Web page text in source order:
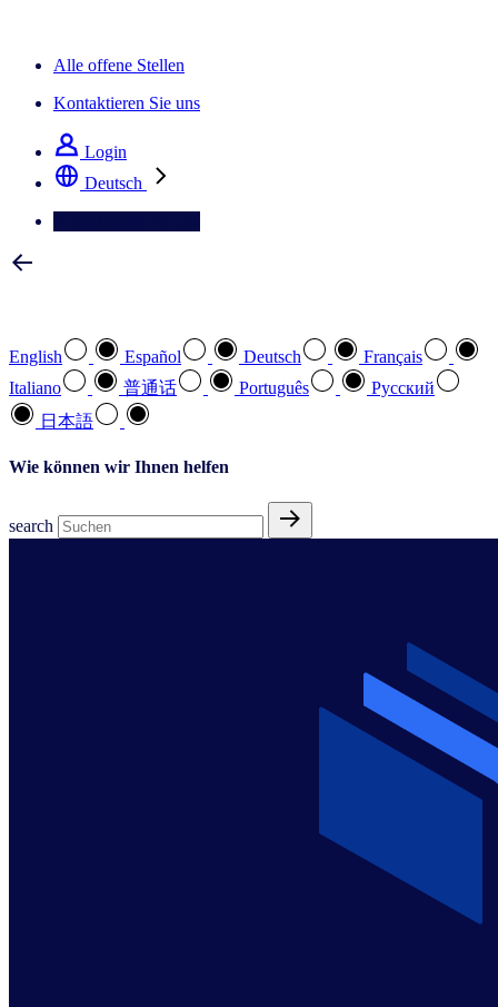
Alle offene Stellen
Kontaktieren Sie uns
Login
Deutsch
English Español Deutsch
Français
Italiano
普通话 Português
Pусский
日本語
Wie können wir Ihnen helfen
search